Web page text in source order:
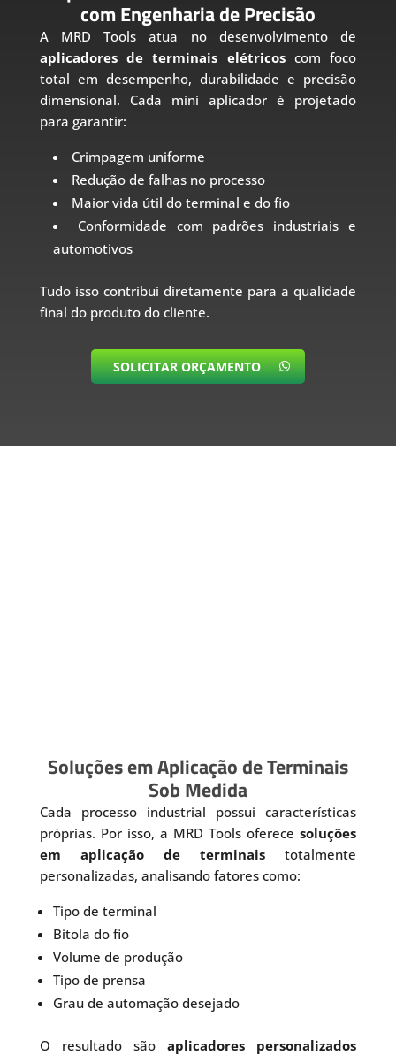
com Engenharia de Precisão
A MRD Tools atua no desenvolvimento de
aplicadores de terminais elétricoscom foco
total em desempenho, durabilidade e precisão
dimensional. Cada mini aplicador é projetado
para garantir:
Crimpagem uniforme
Redução de falhas no processo
Maior vida útil do terminal e do fio
Conformidade com padrões industriais e
automotivos
Tudo isso contribui diretamente para a qualidade
final do produto do cliente.
SOLICITAR ORÇAMENTO
Soluções em Aplicação de Terminais
Sob Medida
Cada processo industrial possui características
próprias. Por isso, a MRD Tools oferecesoluções
em aplicação de terminais totalmente
personalizadas, analisando fatores como:
Tipo de terminal
Bitola do fio
Volume de produção
Tipo de prensa
Grau de automação desejado
O resultado sãoaplicadores personalizados